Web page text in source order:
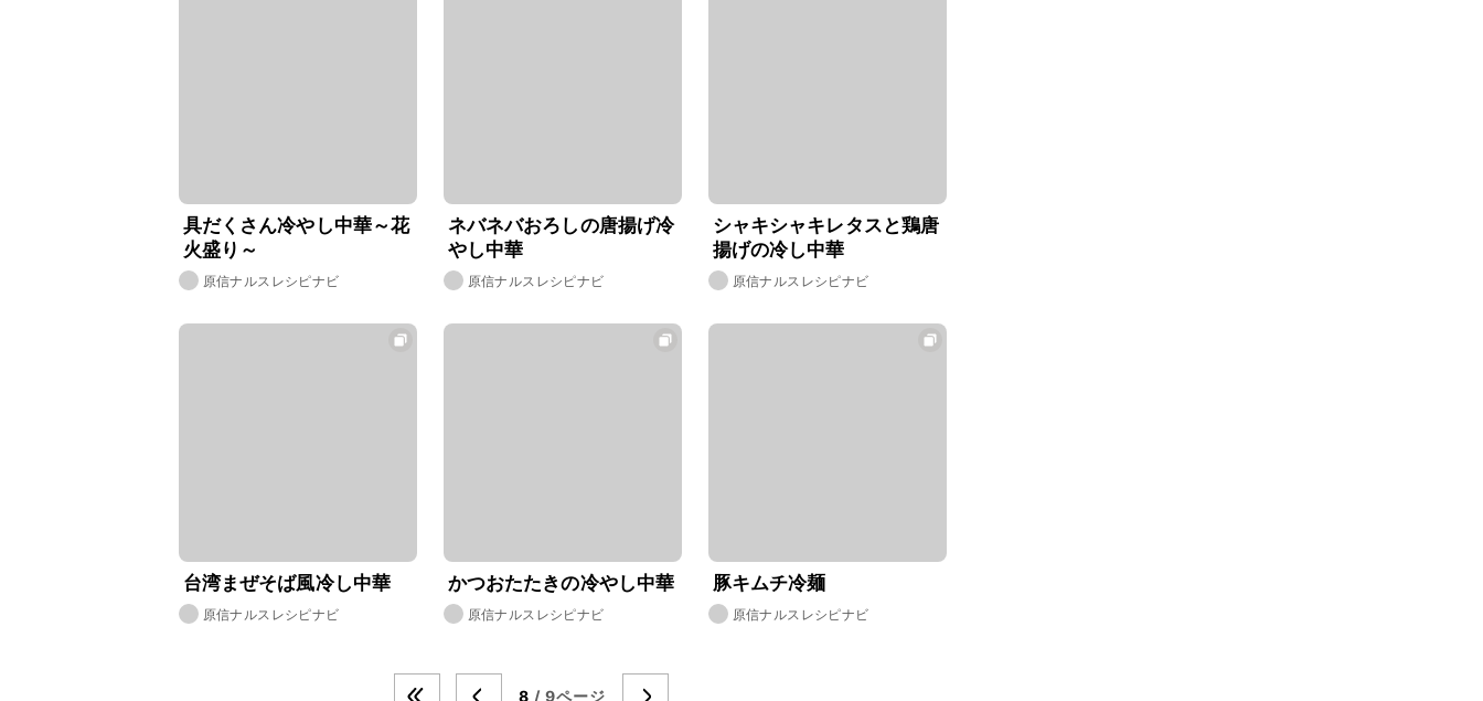
具だくさん冷やし中華～花
火盛り～
原信ナルスレシピナビ
ネバネバおろしの唐揚げ冷
やし中華
原信ナルスレシピナビ
シャキシャキレタスと鶏唐
揚げの冷し中華
原信ナルスレシピナビ
台湾まぜそば風冷し中華
原信ナルスレシピナビ
かつおたたきの冷やし中華
原信ナルスレシピナビ
豚キムチ冷麺
原信ナルスレシピナビ
8 / 9ページ